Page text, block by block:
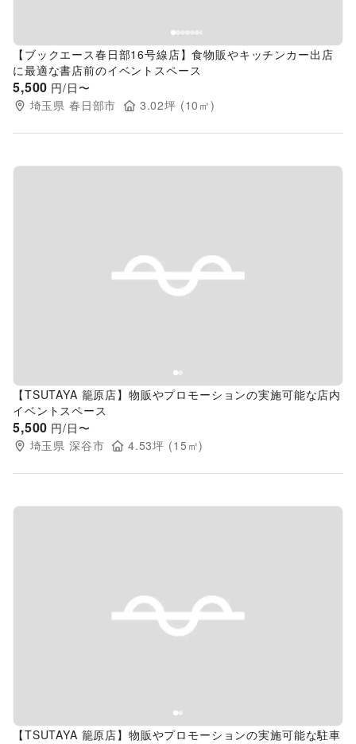
【ブックエース春日部16号線店】食物販やキッチンカー出店
に最適な書店前のイベントスペース
5,500 円/日〜
埼玉県 春日部市 3.02坪 (10 ㎡)
Previous slide
【TSUTAYA 籠原店】物販やプロモーションの実施可能な店内
イベントスペース
5,500 円/日〜
埼玉県 深谷市 4.53坪 (15 ㎡)
Previous slide
【TSUTAYA 籠原店】物販やプロモーションの実施可能な駐車